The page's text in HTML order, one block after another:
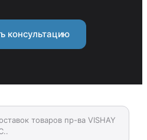
консультацию
товаров пр-ва VISHAY